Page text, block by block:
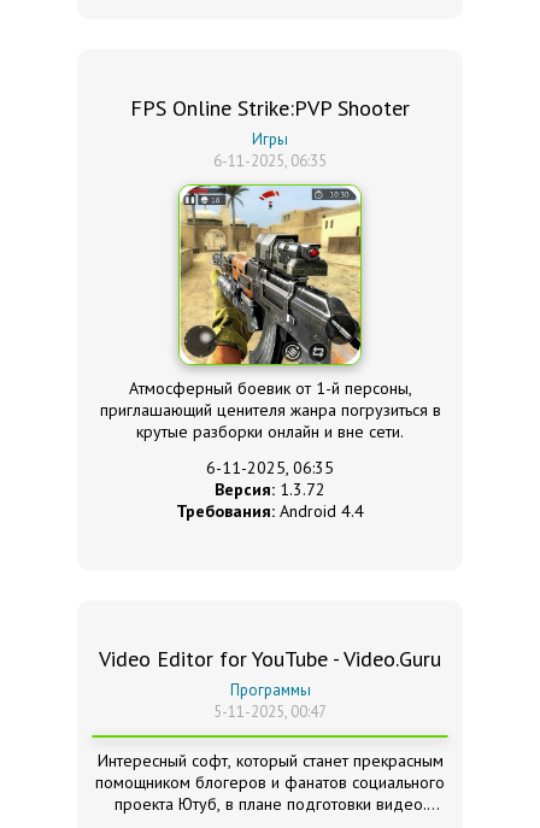
FPS Online Strike:PVP Shooter
Игры
6-11-2025, 06:35
Атмосферный боевик от 1-й персоны,
приглашающий ценителя жанра погрузиться в
крутые разборки онлайн и вне сети.
6-11-2025, 06:35
Версия: 1.3.72
Требования: Android 4.4
Video Editor for YouTube - Video.Guru
Программы
5-11-2025, 00:47
Интересный софт, который станет прекрасным
помощником блогеров и фанатов социального
проекта Ютуб, в плане подготовки видео.